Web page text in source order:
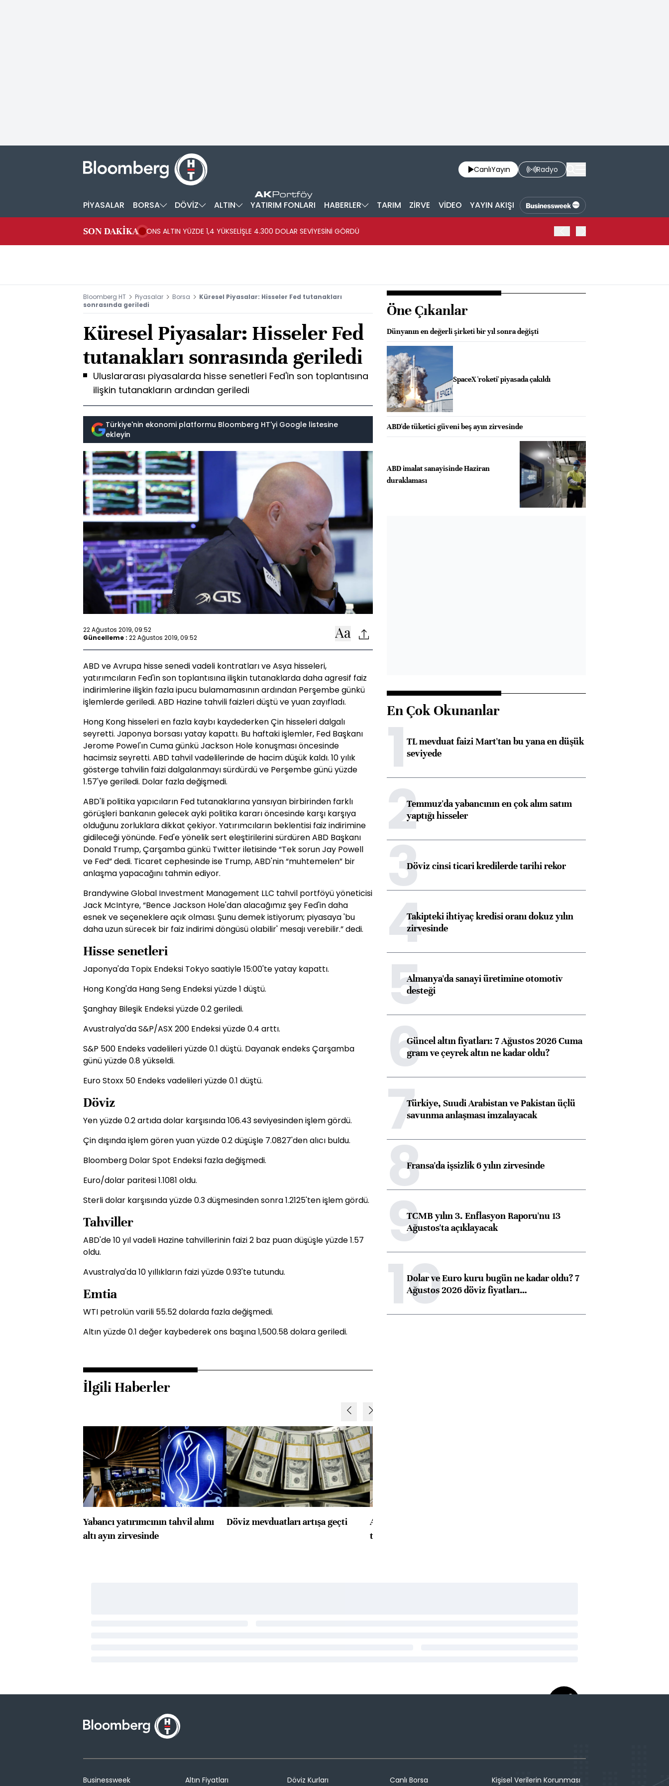
CanlıYayın Radyo
PİYASALAR BORSA DÖVİZ ALTIN YATIRIM FONLARI HABERLER TARIM ZİRVE VİDEO YAYIN AKIŞI
SON DAKİKA ONS ALTIN YÜZDE 1,4 YÜKSELİŞLE 4.300 DOLAR SEVİYESİNİ GÖRDÜ
Bloomberg HT Piyasalar Borsa
Küresel Piyasalar: Hisseler Fed tutanakları
sonrasında geriledi
Küresel Piyasalar: Hisseler Fed
tutanakları sonrasında geriledi
Uluslararası piyasalarda hisse senetleri Fed'in son toplantısına
ilişkin tutanakların ardından geriledi
Türkiye'nin ekonomi platformu Bloomberg HT'yi Google listesine
ekleyin
22 Ağustos 2019, 09:52
Güncelleme : 22 Ağustos 2019, 09:52
ABD ve Avrupa hisse senedi vadeli kontratları ve Asya hisseleri,
yatırımcıların Fed'in son toplantısına ilişkin tutanaklarda daha agresif faiz
indirimlerine ilişkin fazla ipucu bulamamasının ardından Perşembe günkü
işlemlerde geriledi. ABD Hazine tahvili faizleri düştü ve yuan zayıfladı.
Hong Kong hisseleri en fazla kaybı kaydederken Çin hisseleri dalgalı
seyretti. Japonya borsası yatay kapattı. Bu haftaki işlemler, Fed Başkanı
Jerome Powel'ın Cuma günkü Jackson Hole konuşması öncesinde
hacimsiz seyretti. ABD tahvil vadelilerinde de hacim düşük kaldı. 10 yılık
gösterge tahvilin faizi dalgalanmayı sürdürdü ve Perşembe günü yüzde
1.57'ye geriledi. Dolar fazla değişmedi.
ABD'li politika yapıcıların Fed tutanaklarına yansıyan birbirinden farklı
görüşleri bankanın gelecek ayki politika kararı öncesinde karşı karşıya
olduğunu zorluklara dikkat çekiyor. Yatırımcıların beklentisi faiz indirimine
gidileceği yönünde. Fed'e yönelik sert eleştirilerini sürdüren ABD Başkanı
Donald Trump, Çarşamba günkü Twitter iletisinde “Tek sorun Jay Powell
ve Fed” dedi. Ticaret cephesinde ise Trump, ABD'nin “muhtemelen” bir
anlaşma yapacağını tahmin ediyor.
Brandywine Global Investment Management LLC tahvil portföyü yöneticisi
Jack McIntyre, “Bence Jackson Hole'dan alacağımız şey Fed'in daha
esnek ve seçeneklere açık olması. Şunu demek istiyorum; piyasaya 'bu
daha uzun sürecek bir faiz indirimi döngüsü olabilir' mesajı verebilir.” dedi.
Hisse senetleri
Japonya'da Topix Endeksi Tokyo saatiyle 15:00'te yatay kapattı.
Hong Kong'da Hang Seng Endeksi yüzde 1 düştü.
Şanghay Bileşik Endeksi yüzde 0.2 geriledi.
Avustralya'da S&P/ASX 200 Endeksi yüzde 0.4 arttı.
S&P 500 Endeks vadelileri yüzde 0.1 düştü. Dayanak endeks Çarşamba
günü yüzde 0.8 yükseldi.
Euro Stoxx 50 Endeks vadelileri yüzde 0.1 düştü.
Döviz
Yen yüzde 0.2 artıda dolar karşısında 106.43 seviyesinden işlem gördü.
Çin dışında işlem gören yuan yüzde 0.2 düşüşle 7.0827'den alıcı buldu.
Bloomberg Dolar Spot Endeksi fazla değişmedi.
Euro/dolar paritesi 1.1081 oldu.
Sterli dolar karşısında yüzde 0.3 düşmesinden sonra 1.2125'ten işlem gördü.
Tahviller
ABD'de 10 yıl vadeli Hazine tahvillerinin faizi 2 baz puan düşüşle yüzde 1.57
oldu.
Avustralya'da 10 yıllıkların faizi yüzde 0.93'te tutundu.
Emtia
WTI petrolün varili 55.52 dolarda fazla değişmedi.
Altın yüzde 0.1 değer kaybederek ons başına 1,500.58 dolara geriledi.
İlgili Haberler
Yabancı yatırımcının tahvil alımı
altı ayın zirvesinde
Döviz mevduatları artışa geçti
ABD'de konut başlangıçları
toparlandı
Öne Çıkanlar
Dünyanın en değerli şirketi bir yıl sonra değişti
SpaceX 'roketi' piyasada çakıldı
ABD'de tüketici güveni beş ayın zirvesinde
ABD imalat sanayisinde Haziran
duraklaması
En Çok Okunanlar
1TL mevduat faizi Mart'tan bu yana en düşük
seviyede
2Temmuz'da yabancının en çok alım satım
yaptığı hisseler
3Döviz cinsi ticari kredilerde tarihi rekor
4Takipteki ihtiyaç kredisi oranı dokuz yılın
zirvesinde
5Almanya'da sanayi üretimine otomotiv
desteği
6Güncel altın fiyatları: 7 Ağustos 2026 Cuma
gram ve çeyrek altın ne kadar oldu?
7Türkiye, Suudi Arabistan ve Pakistan üçlü
savunma anlaşması imzalayacak
8Fransa'da işsizlik 6 yılın zirvesinde
9TCMB yılın 3. Enflasyon Raporu'nu 13
Ağustos'ta açıklayacak
10
Dolar ve Euro kuru bugün ne kadar oldu? 7
Ağustos 2026 döviz fiyatları…
Businessweek Altın Fiyatları Döviz Kurları Canlı Borsa
Kişisel Verilerin Korunması